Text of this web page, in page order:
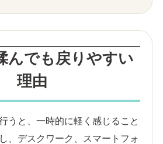
んでも戻りやすい
理由
うと、一時的に軽く感じること
、デスクワーク、スマートフォ